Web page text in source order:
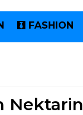
FASHION
Nektarin